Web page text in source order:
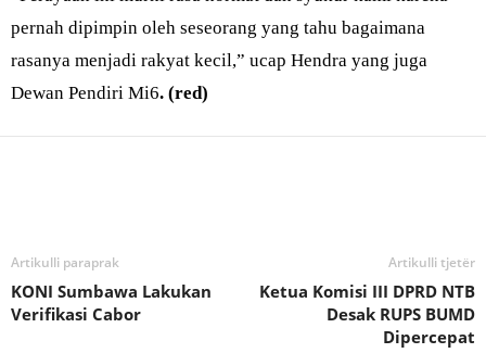
pernah dipimpin oleh seseorang yang tahu bagaimana
rasanya menjadi rakyat kecil,” ucap Hendra yang juga
Dewan Pendiri Mi6. (red)
Artikulli paraprak
KONI Sumbawa Lakukan
Verifikasi Cabor
Artikulli tjetër
Ketua Komisi III DPRD NTB
Desak RUPS BUMD
Dipercepat